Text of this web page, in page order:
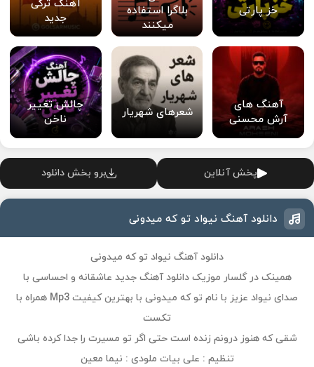
خز پارتی
بلاگرا استفاده
میکنند
آهنگ ترکی
جدید
آهنگ های
آرش محسنی
شعرهای شهریار
چالش تغییر
ناخن
پخش آنلاین برو بخش دانلود
دانلود آهنگ نیواد تو که میدونی
دانلود آهنگ نیواد تو که میدونی
همینک در گلسار موزیک دانلود آهنگ جدید عاشقانه و احساسی با
صدای نیواد عزیز با نام تو که میدونی با بهترین کیفیت Mp3 همراه با
تکست
شقی که هنوز درونم زنده است حتی اگر تو مسیرت را جدا کرده باشی
تنظیم : علی بیات ملودی : نیما معین